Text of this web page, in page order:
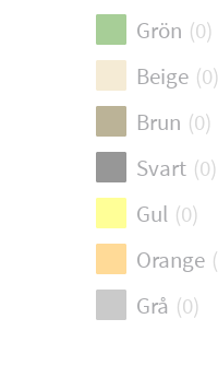
Grön (0)
Beige (0)
Brun (0)
Svart (0)
Gul (0)
Orange (
Grå (0)